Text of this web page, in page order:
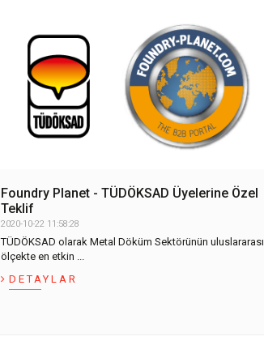
Foundry Planet - TÜDÖKSAD Üyelerine Özel
Teklif
2020-10-22 11:58:28
TÜDÖKSAD olarak Metal Döküm Sektörünün uluslararası
ölçekte en etkin ...
DETAYLAR